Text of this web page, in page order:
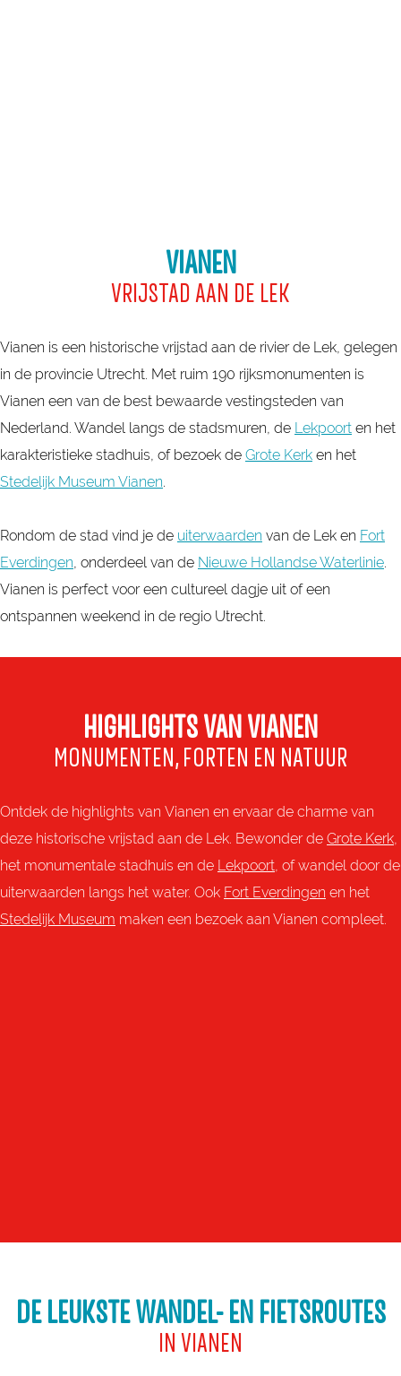
VIANEN
VRIJSTAD AAN DE LEK
Vianen is een historische vrijstad aan de rivier de Lek, gelegen
in de provincie Utrecht. Met ruim 190 rijksmonumenten is
Vianen een van de best bewaarde vestingsteden van
Nederland. Wandel langs de stadsmuren, de Lekpoort en het
karakteristieke stadhuis, of bezoek de Grote Kerk en het
Stedelijk Museum Vianen.
Rondom de stad vind je de uiterwaarden van de Lek en Fort
Everdingen, onderdeel van de Nieuwe Hollandse Waterlinie.
Vianen is perfect voor een cultureel dagje uit of een
ontspannen weekend in de regio Utrecht.
HIGHLIGHTS VAN VIANEN
MONUMENTEN, FORTEN EN NATUUR
Ontdek de highlights van Vianen en ervaar de charme van
deze historische vrijstad aan de Lek. Bewonder de Grote Kerk,
het monumentale stadhuis en de Lekpoort, of wandel door de
uiterwaarden langs het water. Ook Fort Everdingen en het
Stedelijk Museum maken een bezoek aan Vianen compleet.
DE LEUKSTE WANDEL- EN FIETSROUTES
IN VIANEN